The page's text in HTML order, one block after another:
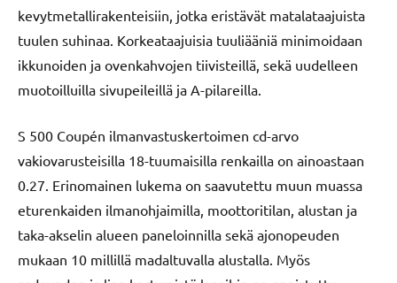
kevytmetallirakenteisiin, jotka eristävät matalataajuista
tuulen suhinaa. Korkeataajuisia tuuliääniä minimoidaan
ikkunoiden ja ovenkahvojen tiivisteillä, sekä uudelleen
muotoilluilla sivupeileillä ja A-pilareilla.
S 500 Coupén ilmanvastuskertoimen cd-arvo
vakiovarusteisilla 18-tuumaisilla renkailla on ainoastaan
0.27. Erinomainen lukema on saavutettu muun muassa
eturenkaiden ilmanohjaimilla, moottoritilan, alustan ja
taka-akselin alueen paneloinnilla sekä ajonopeuden
mukaan 10 millillä madaltuvalla alustalla. Myös